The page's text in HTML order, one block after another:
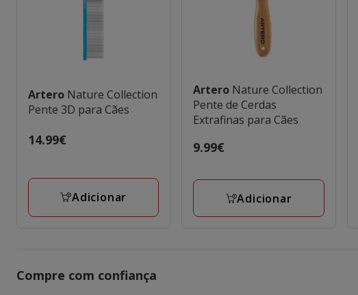
Artero Nature Collection
Pente 3D para Cães
Preço
14.99€
Adicionar
Artero Nature Collection
Pente de Cerdas
Extrafinas para Cães
Preço
9.99€
Adicionar
Compre com confiança